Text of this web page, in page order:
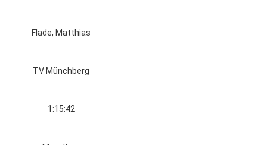
Flade, Matthias
TV Münchberg
1:15:42